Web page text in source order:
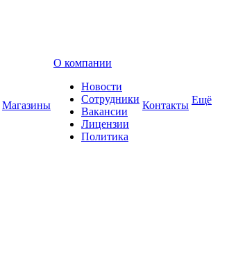
Магазины
О компании
Новости
Сотрудники
Вакансии
Лицензии
Политика
Контакты Ещё